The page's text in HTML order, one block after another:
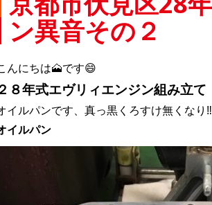
ン異音その２
んにちは🗻です😄
８年式エヴリィエンジン組み立て
イルパンです、真っ黒くろすけ無くな
イルパン